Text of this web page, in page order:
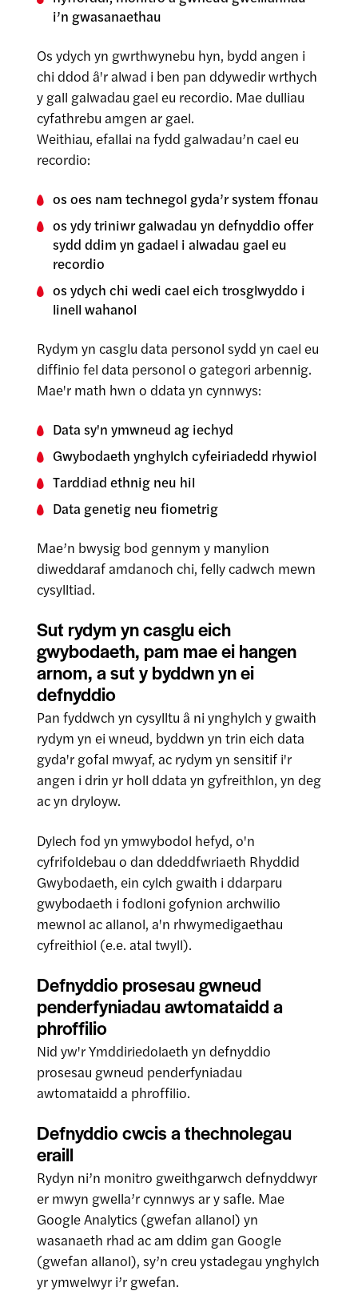
i’n gwasanaethau
Os ydych yn gwrthwynebu hyn, bydd angen i
chi ddod â'r alwad i ben pan ddywedir wrthych
y gall galwadau gael eu recordio. Mae dulliau
cyfathrebu amgen ar gael.
Weithiau, efallai na fydd galwadau’n cael eu
recordio:
os oes nam technegol gyda’r system ffonau
os ydy triniwr galwadau yn defnyddio offer
sydd ddim yn gadael i alwadau gael eu
recordio
os ydych chi wedi cael eich trosglwyddo i
linell wahanol
Rydym yn casglu data personol sydd yn cael eu
diffinio fel data personol o gategori arbennig.
Mae'r math hwn o ddata yn cynnwys:
Data sy'n ymwneud ag iechyd
Gwybodaeth ynghylch cyfeiriadedd rhywiol
Tarddiad ethnig neu hil
Data genetig neu fiometrig
Mae’n bwysig bod gennym y manylion
diweddaraf amdanoch chi, felly cadwch mewn
cysylltiad.
Sut rydym yn casglu eich
gwybodaeth, pam mae ei hangen
arnom, a sut y byddwn yn ei
defnyddio
Pan fyddwch yn cysylltu â ni ynghylch y gwaith
rydym yn ei wneud, byddwn yn trin eich data
gyda'r gofal mwyaf, ac rydym yn sensitif i'r
angen i drin yr holl ddata yn gyfreithlon, yn deg
ac yn dryloyw.
Dylech fod yn ymwybodol hefyd, o'n
cyfrifoldebau o dan ddeddfwriaeth Rhyddid
Gwybodaeth, ein cylch gwaith i ddarparu
gwybodaeth i fodloni gofynion archwilio
mewnol ac allanol, a'n rhwymedigaethau
cyfreithiol (e.e. atal twyll).
Defnyddio prosesau gwneud
penderfyniadau awtomataidd a
phroffilio
Nid yw'r Ymddiriedolaeth yn defnyddio
prosesau gwneud penderfyniadau
awtomataidd a phroffilio.
Defnyddio cwcis a thechnolegau
eraill
Rydyn ni’n monitro gweithgarwch defnyddwyr
er mwyn gwella’r cynnwys ar y safle. Mae
Google Analytics (gwefan allanol) yn
wasanaeth rhad ac am ddim gan Google
(gwefan allanol), sy’n creu ystadegau ynghylch
yr ymwelwyr i’r gwefan.